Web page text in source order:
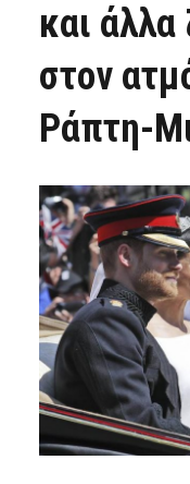
και άλλα
στον
Ράπτη-